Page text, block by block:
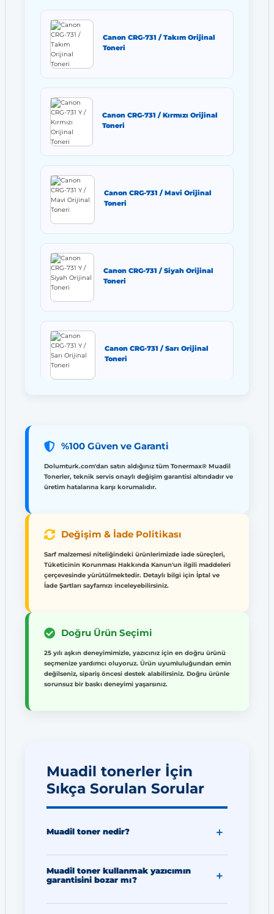
Canon CRG-731 / Takım Orijinal
Toneri
Canon CRG-731 / Kırmızı Orijinal
Toneri
Canon CRG-731 / Mavi Orijinal
Toneri
Canon CRG-731 / Siyah Orijinal
Toneri
Canon CRG-731 / Sarı Orijinal
Toneri
%100 Güven ve Garanti
Dolumturk.com'dan satın aldığınız tüm Tonermax® Muadil
Tonerler, teknik servis onaylı değişim garantisi altındadır ve
üretim hatalarına karşı korumalıdır.
Değişim & İade Politikası
Sarf malzemesi niteliğindeki ürünlerimizde iade süreçleri,
Tüketicinin Korunması Hakkında Kanun'un ilgili maddeleri
çerçevesinde yürütülmektedir. Detaylı bilgi için İptal ve
İade Şartları sayfamızı inceleyebilirsiniz.
Doğru Ürün Seçimi
25 yılı aşkın deneyimimizle, yazıcınız için en doğru ürünü
seçmenize yardımcı oluyoruz. Ürün uyumluluğundan emin
değilseniz, sipariş öncesi destek alabilirsiniz. Doğru ürünle
sorunsuz bir baskı deneyimi yaşarsınız.
Muadil tonerler İçin
Sıkça Sorulan Sorular
Muadil toner nedir?
Muadil toner kullanmak yazıcımın
garantisini bozar mı?